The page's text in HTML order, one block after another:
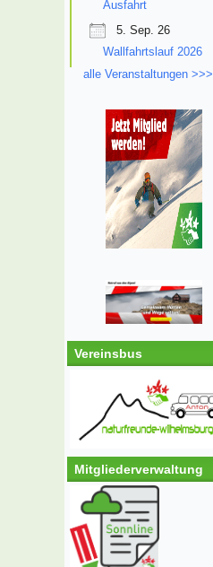
Ausfahrt
5. Sep. 26
Wallfahrtslauf 2026
alle Veranstaltungen >>>
Vereinsbus
Mitgliederverwaltung